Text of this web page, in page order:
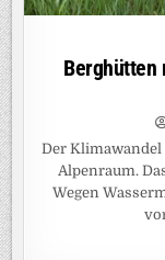
Berghütten
Der Klimawandel
Alpenraum.
Wegen